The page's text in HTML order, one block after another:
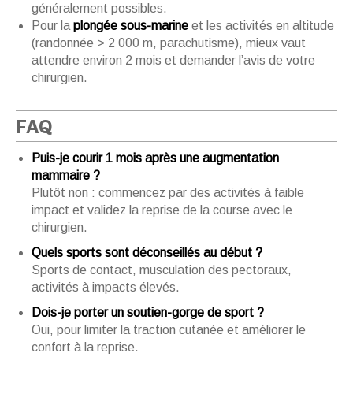
généralement possibles.
Pour la plongée sous-marine et les activités en altitude
(randonnée > 2 000 m, parachutisme), mieux vaut
attendre environ 2 mois et demander l’avis de votre
chirurgien.
FAQ
Puis-je courir 1 mois après une augmentation
mammaire ?
Plutôt non : commencez par des activités à faible
impact et validez la reprise de la course avec le
chirurgien.
Quels sports sont déconseillés au début ?
Sports de contact, musculation des pectoraux,
activités à impacts élevés.
Dois-je porter un soutien-gorge de sport ?
Oui, pour limiter la traction cutanée et améliorer le
confort à la reprise.